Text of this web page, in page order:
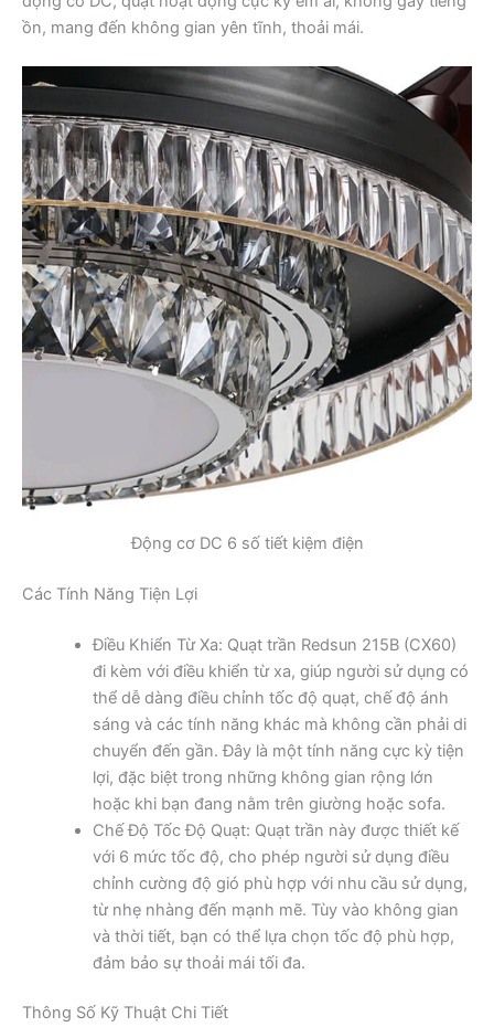
ồn, mang đến không gian yên tĩnh, thoải mái.
Động cơ DC 6 số tiết kiệm điện
Các Tính Năng Tiện Lợi
Điều Khiển Từ Xa: Quạt trần Redsun 215B (CX60)
đi kèm với điều khiển từ xa, giúp người sử dụng có
thể dễ dàng điều chỉnh tốc độ quạt, chế độ ánh
sáng và các tính năng khác mà không cần phải di
chuyển đến gần. Đây là một tính năng cực kỳ tiện
lợi, đặc biệt trong những không gian rộng lớn
hoặc khi bạn đang nằm trên giường hoặc sofa.
Chế Độ Tốc Độ Quạt: Quạt trần này được thiết kế
với 6 mức tốc độ, cho phép người sử dụng điều
chỉnh cường độ gió phù hợp với nhu cầu sử dụng,
từ nhẹ nhàng đến mạnh mẽ. Tùy vào không gian
và thời tiết, bạn có thể lựa chọn tốc độ phù hợp,
đảm bảo sự thoải mái tối đa.
Thông Số Kỹ Thuật Chi Tiết